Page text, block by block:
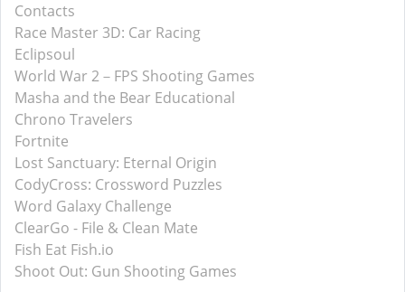
Contacts
Race Master 3D: Car Racing
Eclipsoul
World War 2－FPS Shooting Games
Masha and the Bear Educational
Chrono Travelers
Fortnite
Lost Sanctuary: Eternal Origin
CodyCross: Crossword Puzzles
Word Galaxy Challenge
ClearGo - File & Clean Mate
Fish Eat Fish.io
Shoot Out: Gun Shooting Games